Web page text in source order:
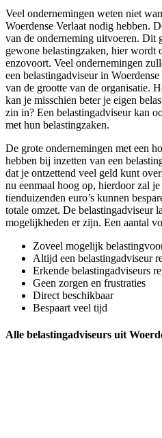
Veel ondernemingen weten niet
Woerdense Verlaat nodig hebben.
van de onderneming uitvoeren. Dit
gewone belastingzaken, hier wordt
enzovoort. Veel ondernemingen
een belastingadviseur in
van de grootte van de organisatie.
kan je misschien beter je eigen
zin in? Een belastingadviseur kan
met hun belastingzaken.
De grote ondernemingen met een
hebben bij inzetten van een
dat je ontzettend veel geld kunt
nu eenmaal hoog op, hierdoor zal
tienduizenden euro’s kunnen
totale omzet. De belastingadviseur
mogelijkheden er zijn. Een aantal
Zoveel mogelijk
Altijd een belastingadviseur
Erkende belastingadviseurs
Geen zorgen en frustraties
Direct beschikbaar
Bespaart veel tijd
Alle belastingadviseurs uit